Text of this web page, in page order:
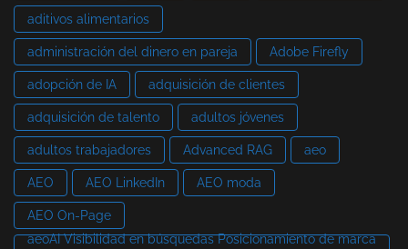
aditivos alimentarios
administración del dinero en pareja Adobe Firefly
adopción de IA adquisición de clientes
adquisición de talento adultos jóvenes
adultos trabajadores Advanced RAG aeo
AEO AEO LinkedIn AEO moda
AEO On-Page
aeoAI Visibilidad en búsquedas Posicionamiento de marca